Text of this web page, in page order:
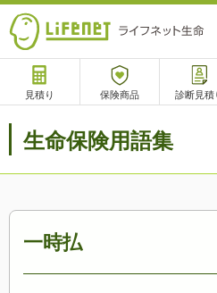
見積り 保険商品 診断見積
サポート
生命保険用語集
一時払